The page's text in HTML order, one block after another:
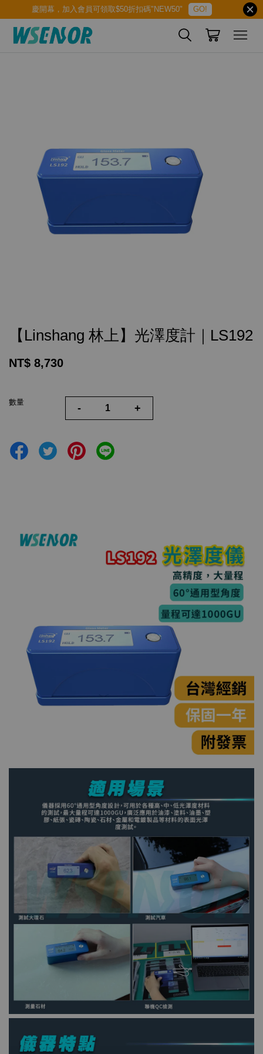
慶開幕，加入會員可領取$50折扣碼"NEW50" GO!
【Linshang 林上】光澤度計｜LS192
NT$ 8,730
數量
- +